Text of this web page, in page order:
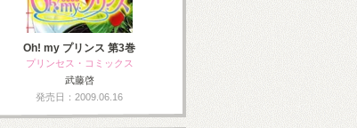
Oh! my プリンス 第3巻
プリンセス・コミックス
武藤啓
発売日：2009.06.16